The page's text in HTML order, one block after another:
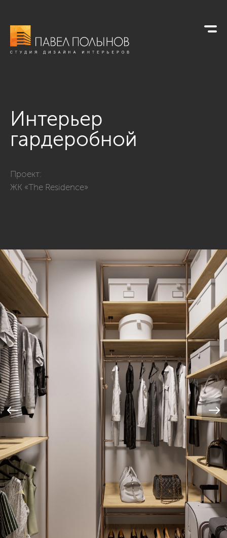
Интерьер
гардеробной
Проект:
ЖК «The Residence»